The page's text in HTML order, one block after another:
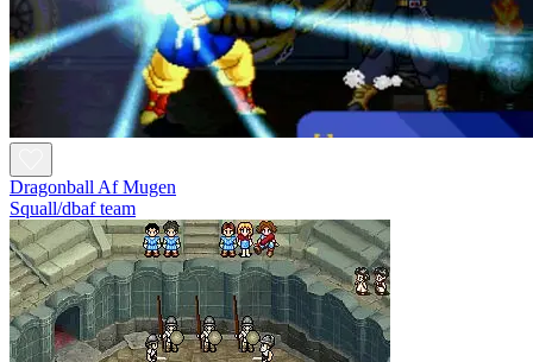
Dragonball Af Mugen
Squall/dbaf team